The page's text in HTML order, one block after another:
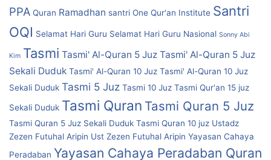
PPA Quran Ramadhan santri One Qur'an Institute Santri
OQI Selamat Hari Guru Selamat Hari Guru Nasional Sonny Abi
Kim Tasmi Tasmi' Al-Quran 5 Juz Tasmi' Al-Quran 5 Juz
Sekali Duduk Tasmi' Al-Quran 10 Juz Tasmi' Al-Quran 10 Juz
Sekali Duduk Tasmi 5 Juz Tasmi 10 Juz Tasmi Qur'an 15 juz
Sekali Duduk Tasmi Quran Tasmi Quran 5 Juz
Tasmi Quran 5 Juz Sekali Duduk Tasmi Quran 10 juz Ustadz
Zezen Futuhal Aripin Ust Zezen Futuhal Aripin Yayasan Cahaya
Peradaban Yayasan Cahaya Peradaban Quran